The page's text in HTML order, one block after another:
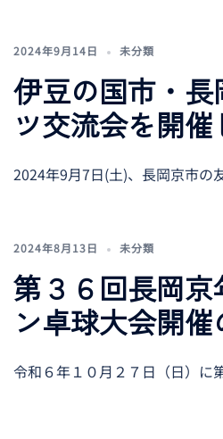
2024年9月14日 未分類
伊豆の国市・
ツ交流会を開
2024年9月7日(土)、長岡京市の
2024年8月13日 未分類
第３６回長岡
ン卓球大会開
令和６年１０月２７日（日）